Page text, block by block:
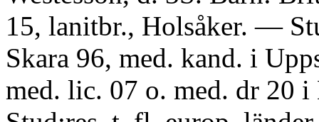
15, lanitbr., Holsåker. —
Skara 96, med. kand. i
med. lic. 07 o. med. dr 20 i